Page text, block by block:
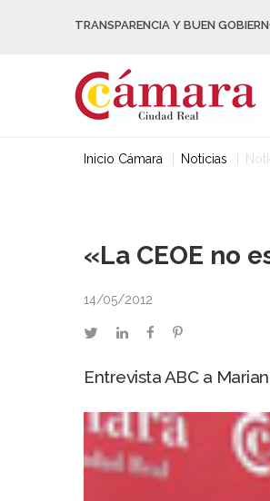
TRANSPARENCIA Y BUEN
Inicio Cámara Noticias
«La CEOE no
14/05/2012
twitterlinkedinfacebookpinterest
Entrevista ABC a